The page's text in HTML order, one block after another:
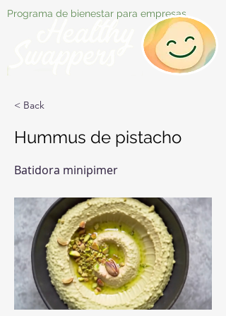
Programa de bienestar para empresas
< Back
Hummus de pistacho
Batidora minipimer